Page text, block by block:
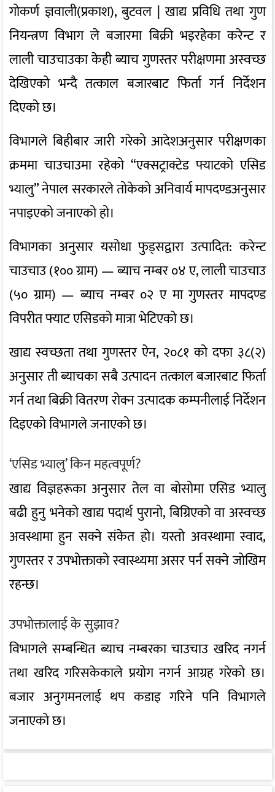
गोकर्ण ज्ञवाली(प्रकाश), बुटवल | खाद्य प्रविधि तथा गुण
नियन्त्रण विभागले बजारमा बिक्री भइरहेका करेन्ट र
लाली चाउचाउका केही ब्याच गुणस्तर परीक्षणमा अस्वच्छ
देखिएको भन्दै तत्काल बजारबाट फिर्ता गर्न निर्देशन
दिएको छ।
विभागले बिहीबार जारी गरेको आदेशअनुसार परीक्षणका
क्रममा चाउचाउमा रहेको “एक्सट्राक्टेड फ्याटको एसिड
भ्यालु” नेपाल सरकारले तोकेको अनिवार्य मापदण्डअनुसार
नपाइएको जनाएको हो।
विभागका अनुसार यसोधा फुड्सद्वारा उत्पादित: करेन्ट
चाउचाउ (१०० ग्राम) — ब्याच नम्बर ०४ ए, लाली चाउचाउ
(५० ग्राम) — ब्याच नम्बर ०२ ए मा गुणस्तर मापदण्ड
विपरीत फ्याट एसिडको मात्रा भेटिएको छ।
खाद्य स्वच्छता तथा गुणस्तर ऐन, २०८१ को दफा ३८(२)
अनुसार ती ब्याचका सबै उत्पादन तत्काल बजारबाट फिर्ता
गर्न तथा बिक्री वितरण रोक्न उत्पादक कम्पनीलाई निर्देशन
दिइएको विभागले जनाएको छ।
‘एसिड भ्यालु’ किन महत्वपूर्ण?
खाद्य विज्ञहरूका अनुसार तेल वा बोसोमा एसिड भ्यालु
बढी हुनु भनेको खाद्य पदार्थ पुरानो, बिग्रिएको वा अस्वच्छ
अवस्थामा हुन सक्ने संकेत हो। यस्तो अवस्थामा स्वाद,
गुणस्तर र उपभोक्ताको स्वास्थ्यमा असर पर्न सक्ने जोखिम
रहन्छ।
उपभोक्तालाई के सुझाव?
विभागले सम्बन्धित ब्याच नम्बरका चाउचाउ खरिद नगर्न
तथा खरिद गरिसकेकाले प्रयोग नगर्न आग्रह गरेको छ।
बजार अनुगमनलाई थप कडाइ गरिने पनि विभागले
जनाएको छ।